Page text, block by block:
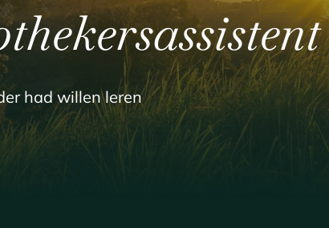
had willen leren